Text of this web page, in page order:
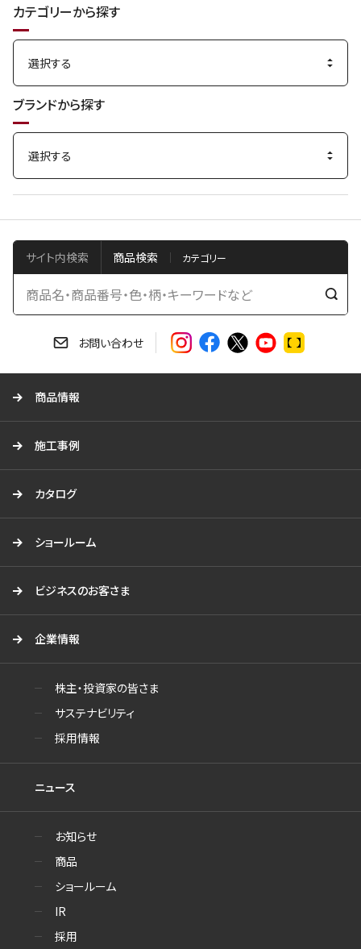
カテゴリーから探す
ブランドから探す
サイト内検索 商品検索
検
お問い合わせ
商品情報
施工事例
カタログ
ショールーム
ビジネスのお客さま
企業情報
株主・投資家の皆さま
サステナビリティ
採用情報
ニュース
お知らせ
商品
ショールーム
IR
採用